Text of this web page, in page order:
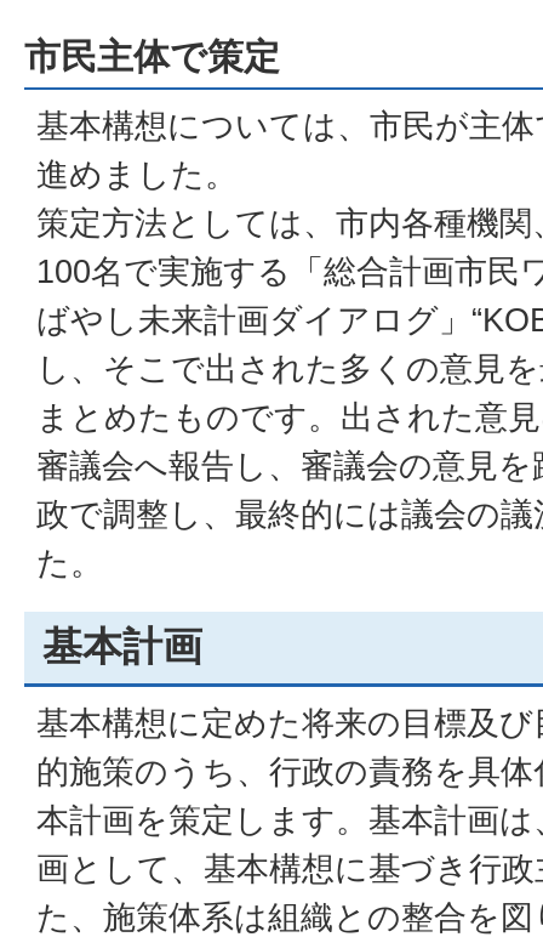
市民主体で策定
基本構想については、市民が主
進めました。
策定方法としては、市内各種機
100名で実施する「総合計画市民
ばやし未来計画ダイアログ」
し、そこで出された多くの意見
まとめたものです。出された意
審議会へ報告し、審議会の意見
政で調整し、最終的には議会の
た。
基本計画
基本構想に定めた将来の目標及
的施策のうち、行政の責務を具
本計画を策定します。基本計画
画として、基本構想に基づき行
た、施策体系は組織との整合を